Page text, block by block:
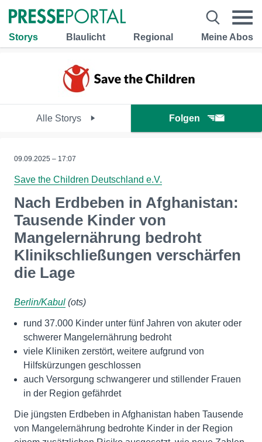
Storys Blaulicht Regional Meine Abos
Alle Storys Folgen
09.09.2025 – 17:07
Save the Children Deutschland e.V.
Nach Erdbeben in Afghanistan:
Tausende Kinder von
Mangelernährung bedroht
Klinikschließungen verschärfen
die Lage
Berlin/Kabul (ots)
rund 37.000 Kinder unter fünf Jahren von akuter oder
schwerer Mangelernährung bedroht
viele Kliniken zerstört, weitere aufgrund von
Hilfskürzungen geschlossen
auch Versorgung schwangerer und stillender Frauen
in der Region gefährdet
Die jüngsten Erdbeben in Afghanistan haben Tausende
von Mangelernährung bedrohte Kinder in der Region